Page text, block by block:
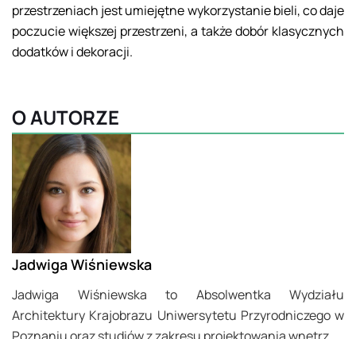
przestrzeniach jest umiejętne wykorzystanie bieli, co daje
poczucie większej przestrzeni, a także dobór klasycznych
dodatków i dekoracji.
O AUTORZE
Jadwiga Wiśniewska
Jadwiga Wiśniewska to Absolwentka Wydziału
Architektury Krajobrazu Uniwersytetu Przyrodniczego w